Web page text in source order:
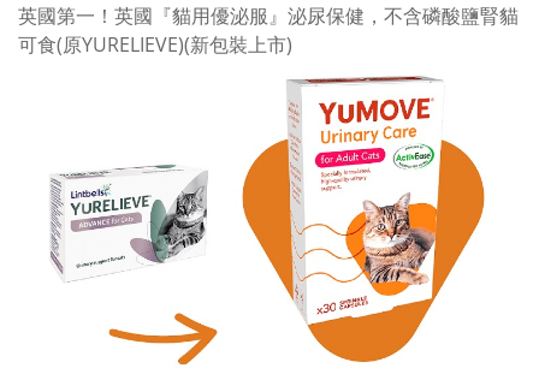
英國第一！英國『貓用優泌服』泌尿保健，不含磷酸鹽腎貓
可食(原YURELIEVE)(新包裝上市)